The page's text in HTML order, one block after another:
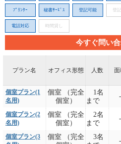
ﾌﾟﾘﾝﾀｰ 秘書ｻｰﾋﾞｽ 登記可能 登
電話対応 時間貸し
今すぐ問い
プラン名 オフィス形態 人数
個室プラン(1
名用)
個室 （完全
個室）
1名
まで
-
個室プラン(2
名用)
個室 （完全
個室）
2名
まで
-
個室プラン(3
個室 （完全
3名
-